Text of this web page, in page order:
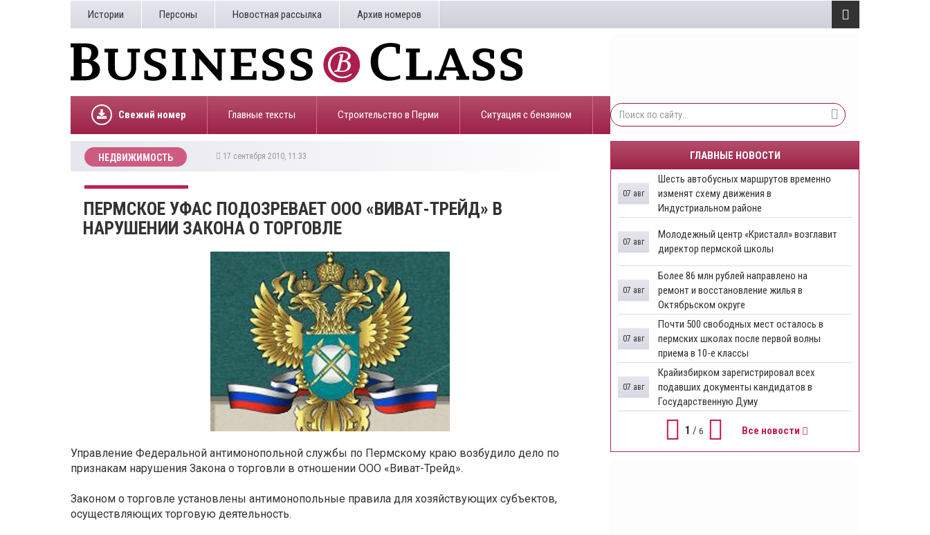
Истории Персоны Новостная рассылка Архив номеров
Свежий номер Главные тексты Строительство в Перми ​Ситуация с бензином
НЕДВИЖИМОСТЬ 17 сентября 2010, 11:33
ПЕРМСКОЕ УФАС ПОДОЗРЕВАЕТ ООО «ВИВАТ-ТРЕЙД» В
НАРУШЕНИИ ЗАКОНА О ТОРГОВЛЕ
Управление Федеральной антимонопольной службы по Пермскому краю возбудило дело по
признакам нарушения Закона о торговли в отношении ООО «Виват-Трейд».
Законом о торговле установлены антимонопольные правила для хозяйствующих субъектов,
осуществляющих торговую деятельность.
ГЛАВНЫЕ НОВОСТИ
Шесть автобусных маршрутов временно
изменят схему движения в
Индустриальном районе
07 авг
Молодежный центр «Кристалл» возглавит
директор пермской школы
07 авг
Более 86 млн рублей направлено на
ремонт и восстановление жилья в
Октябрьском округе
07 авг
Почти 500 свободных мест осталось в
пермских школах после первой волны
приема в 10-е классы
07 авг
Крайизбирком зарегистрировал всех
подавших документы кандидатов в
Государственную Думу
07 авг
1 / 6 Все новости